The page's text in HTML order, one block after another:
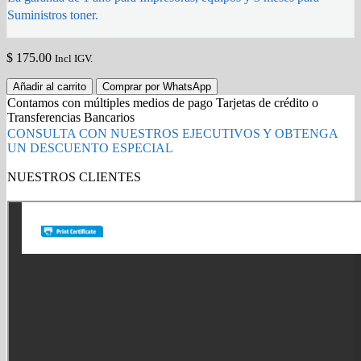
Suministros toner.
$ 175.00 Incl IGV.
Impresora
Epson
L1210
EcoTank
Sistema
Continuo
quantity
Añadir al carrito Comprar por WhatsApp
Contamos con múltiples medios de pago Tarjetas de crédito o
Transferencias Bancarios
CONSULTA CON NUESTROS EJECUTIVOS Y OBTENGA
UN DESCUENTO ESPECIAL
NUESTROS CLIENTES